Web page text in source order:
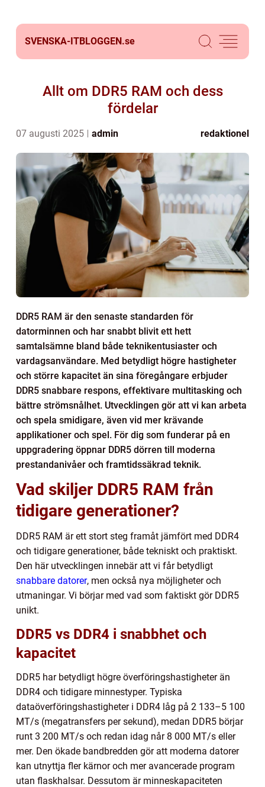
SVENSKA-ITBLOGGEN.se
Allt om DDR5 RAM och dess
fördelar
07 augusti 2025 admin redaktionel
DDR5 RAM är den senaste standarden för
datorminnen och har snabbt blivit ett hett
samtalsämne bland både teknikentusiaster och
vardagsanvändare. Med betydligt högre hastigheter
och större kapacitet än sina föregångare erbjuder
DDR5 snabbare respons, effektivare multitasking och
bättre strömsnålhet. Utvecklingen gör att vi kan arbeta
och spela smidigare, även vid mer krävande
applikationer och spel. För dig som funderar på en
uppgradering öppnar DDR5 dörren till moderna
prestandanivåer och framtidssäkrad teknik.
Vad skiljer DDR5 RAM från
tidigare generationer?
DDR5 RAM är ett stort steg framåt jämfört med DDR4
och tidigare generationer, både tekniskt och praktiskt.
Den här utvecklingen innebär att vi får betydligt
snabbare datorer, men också nya möjligheter och
utmaningar. Vi börjar med vad som faktiskt gör DDR5
unikt.
DDR5 vs DDR4 i snabbhet och
kapacitet
DDR5 har betydligt högre överföringshastigheter än
DDR4 och tidigare minnestyper. Typiska
dataöverföringshastigheter i DDR4 låg på 2 133–5 100
MT/s (megatransfers per sekund), medan DDR5 börjar
runt 3 200 MT/s och redan idag når 8 000 MT/s eller
mer. Den ökade bandbredden gör att moderna datorer
kan utnyttja fler kärnor och mer avancerade program
utan flaskhalsar. Dessutom är minneskapaciteten